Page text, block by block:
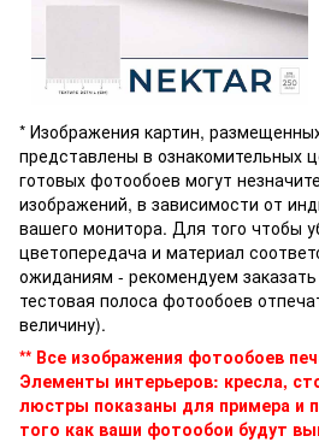
* Изображения картин,
представлены в ознакомительных
готовых фотообоев могут
изображений, в зависимости от
вашего монитора. Для того чтобы
цветопередача и материал
ожиданиям - рекомендуем
тестовая полоса фотообоев
величину).
** Все изображения фотообоев
Элементы интерьеров: кресла,
люстры показаны для примера и
того как ваши фотообои будут